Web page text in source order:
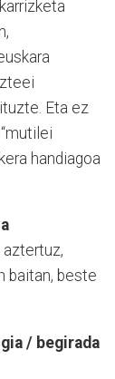
Eta ez
handiagoa
baitan, beste
/ begirada